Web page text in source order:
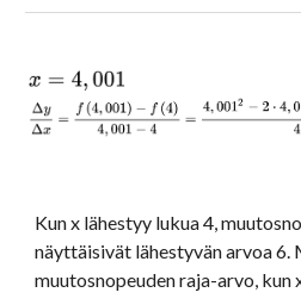
Kun x lähestyy lukua 4,
näyttäisivät lähestyvän arvoa 6.
muutosnopeuden raja-arvo, kun